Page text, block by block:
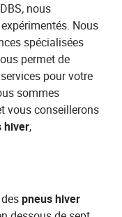
, ​nous
Nous
spécialisées
permet de
pour votre
sommes
vous conseillerons
hiver​,​ ​
pneus hiver​